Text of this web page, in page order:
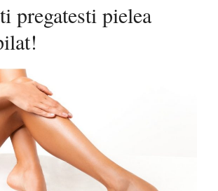
sa
iti
pielea
pentru
epilat!
pregatesti pielea